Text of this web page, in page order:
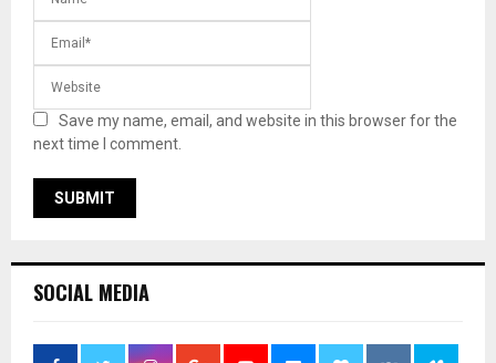
Save my name, email, and website in this browser for the
next time I comment.
SOCIAL MEDIA